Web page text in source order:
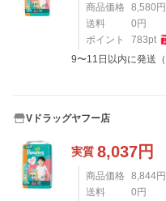
商品価格 8,580円
送料
0円
ポイント
783pt
9〜11日以内に発送
Vドラッグヤフー店
実質 8,037円
商品価格 8,844円
送料
0円